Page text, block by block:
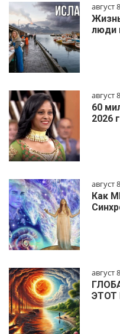
август
люди
август
60
2026
август
Как
август
ЭТОТ